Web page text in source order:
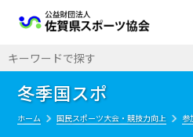
公益
冬季国スポ
ホーム 国民スポーツ大会・競技力向上 参